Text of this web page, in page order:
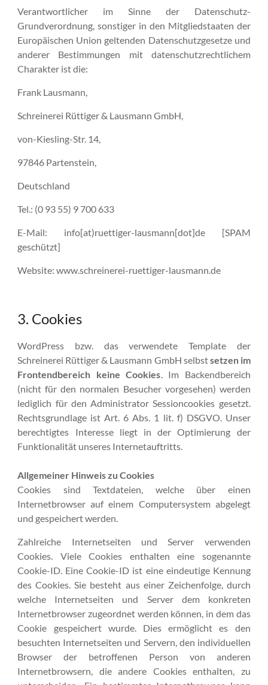
Verantwortlicher im Sinne der Datenschutz-
Grundverordnung, sonstiger in den Mitgliedstaaten der
Europäischen Union geltenden Datenschutzgesetze und
anderer Bestimmungen mit datenschutzrechtlichem
Charakter ist die:
Frank Lausmann,
Schreinerei Rüttiger & Lausmann GmbH,
von-Kiesling-Str. 14,
97846 Partenstein,
Deutschland
Tel.: (0 93 55) 9 700 633
E-Mail: info[at)ruettiger-lausmann[dot]de [SPAM
geschützt]
Website: www.schreinerei-ruettiger-lausmann.de
3. Cookies
WordPress bzw. das verwendete Template der
Schreinerei Rüttiger & Lausmann GmbH selbstsetzen im
Frontendbereich keine Cookies. Im Backendbereich
(nicht für den normalen Besucher vorgesehen) werden
lediglich für den Administrator Sessioncookies gesetzt.
Rechtsgrundlage ist Art. 6 Abs. 1 lit. f) DSGVO. Unser
berechtigtes Interesse liegt in der Optimierung der
Funktionalität unseres Internetauftritts.
Allgemeiner Hinweis zu Cookies
Cookies sind Textdateien, welche über einen
Internetbrowser auf einem Computersystem abgelegt
und gespeichert werden.
Zahlreiche Internetseiten und Server verwenden
Cookies. Viele Cookies enthalten eine sogenannte
Cookie-ID. Eine Cookie-ID ist eine eindeutige Kennung
des Cookies. Sie besteht aus einer Zeichenfolge, durch
welche Internetseiten und Server dem konkreten
Internetbrowser zugeordnet werden können, in dem das
Cookie gespeichert wurde. Dies ermöglicht es den
besuchten Internetseiten und Servern, den individuellen
Browser der betroffenen Person von anderen
Internetbrowsern, die andere Cookies enthalten, zu